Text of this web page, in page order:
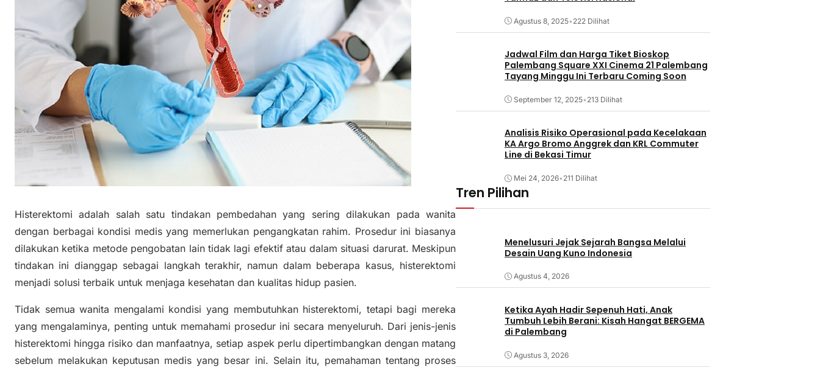
Histerektomi adalah salah satu tindakan pembedahan yang sering dilakukan pada wanita
dengan berbagai kondisi medis yang memerlukan pengangkatan rahim. Prosedur ini biasanya
dilakukan ketika metode pengobatan lain tidak lagi efektif atau dalam situasi darurat. Meskipun
tindakan ini dianggap sebagai langkah terakhir, namun dalam beberapa kasus, histerektomi
menjadi solusi terbaik untuk menjaga kesehatan dan kualitas hidup pasien.
Tidak semua wanita mengalami kondisi yang membutuhkan histerektomi, tetapi bagi mereka
yang mengalaminya, penting untuk memahami prosedur ini secara menyeluruh. Dari jenis-jenis
histerektomi hingga risiko dan manfaatnya, setiap aspek perlu dipertimbangkan dengan matang
sebelum melakukan keputusan medis yang besar ini. Selain itu, pemahaman tentang proses
Agustus 8, 2025• 222 Dilihat
Jadwal Film dan Harga Tiket Bioskop
Palembang Square XXI Cinema 21 Palembang
Tayang Minggu Ini Terbaru Coming Soon
September 12, 2025• 213 Dilihat
Analisis Risiko Operasional pada Kecelakaan
KA Argo Bromo Anggrek dan KRL Commuter
Line di Bekasi Timur
Mei 24, 2026• 211 Dilihat
Tren Pilihan
Menelusuri Jejak Sejarah Bangsa Melalui
Desain Uang Kuno Indonesia
Agustus 4, 2026
Ketika Ayah Hadir Sepenuh Hati, Anak
Tumbuh Lebih Berani: Kisah Hangat BERGEMA
di Palembang
Agustus 3, 2026